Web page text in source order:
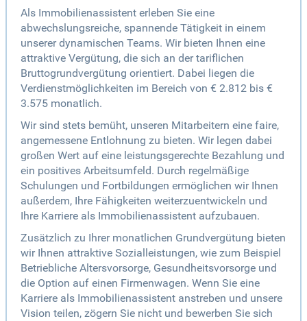
Als Immobilienassistent erleben Sie eine
abwechslungsreiche, spannende Tätigkeit in einem
unserer dynamischen Teams. Wir bieten Ihnen eine
attraktive Vergütung, die sich an der tariflichen
Bruttogrundvergütung orientiert. Dabei liegen die
Verdienstmöglichkeiten im Bereich von € 2.812 bis €
3.575 monatlich.
Wir sind stets bemüht, unseren Mitarbeitern eine faire,
angemessene Entlohnung zu bieten. Wir legen dabei
großen Wert auf eine leistungsgerechte Bezahlung und
ein positives Arbeitsumfeld. Durch regelmäßige
Schulungen und Fortbildungen ermöglichen wir Ihnen
außerdem, Ihre Fähigkeiten weiterzuentwickeln und
Ihre Karriere als Immobilienassistent aufzubauen.
Zusätzlich zu Ihrer monatlichen Grundvergütung bieten
wir Ihnen attraktive Sozialleistungen, wie zum Beispiel
Betriebliche Altersvorsorge, Gesundheitsvorsorge und
die Option auf einen Firmenwagen. Wenn Sie eine
Karriere als Immobilienassistent anstreben und unsere
Vision teilen, zögern Sie nicht und bewerben Sie sich